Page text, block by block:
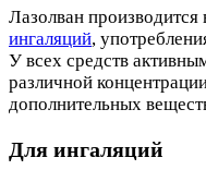
Лазолван производится
ингаляций,
У всех средств
различной
дополнительных
Для ингаляций